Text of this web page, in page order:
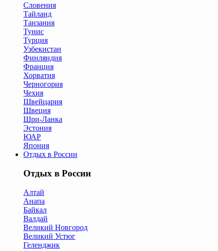
Словения
Тайланд
Танзания
Тунис
Турция
Узбекистан
Финляндия
Франция
Хорватия
Черногория
Чехия
Швейцария
Швеция
Шри-Ланка
Эстония
ЮАР
Япония
Отдых в России
Отдых в России
Алтай
Анапа
Байкал
Валдай
Великий Новгород
Великий Устюг
Геленджик